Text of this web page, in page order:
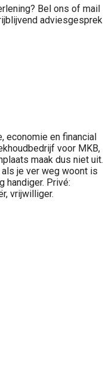
Bel ons of mail
adviesgesprek
economie en financial
voor MKB,
maak dus niet uit.
je ver weg woont is
handiger. Privé:
vrijwilliger.